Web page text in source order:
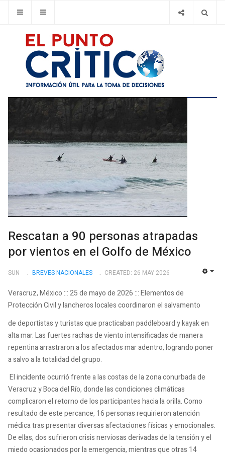
Rescatan a 90 personas atrapadas
por vientos en el Golfo de México
SUN BREVES NACIONALES CREATED: 26 MAY 2026
Veracruz, México ::: 25 de mayo de 2026 ::: Elementos de
Protección Civil y lancheros locales coordinaron el salvamento
de deportistas y turistas que practicaban paddleboard y kayak en
alta mar. Las fuertes rachas de viento intensificadas de manera
repentina arrastraron a los afectados mar adentro, logrando poner
a salvo a la totalidad del grupo.
El incidente ocurrió frente a las costas de la zona conurbada de
Veracruz y Boca del Río, donde las condiciones climáticas
complicaron el retorno de los participantes hacia la orilla. Como
resultado de este percance, 16 personas requirieron atención
médica tras presentar diversas afectaciones físicas y emocionales.
De ellas, dos sufrieron crisis nerviosas derivadas de la tensión y el
miedo ocasionados por la emergencia, mientras que otras 14